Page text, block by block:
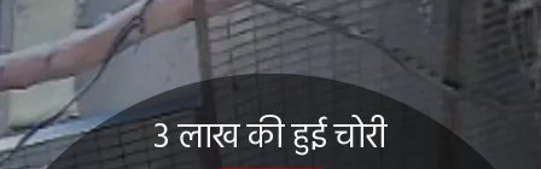
3 लाख की हुई चोरी